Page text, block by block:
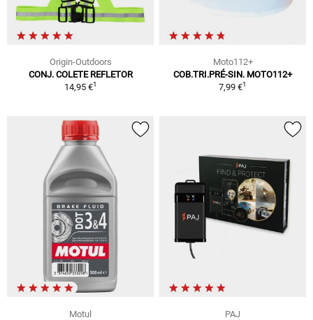
Origin-Outdoors
CONJ. COLETE REFLETOR
14,95 €1
Moto112+
COB.TRI.PRÉ-SIN. MOTO112+
7,99 €1
Motul
PAJ